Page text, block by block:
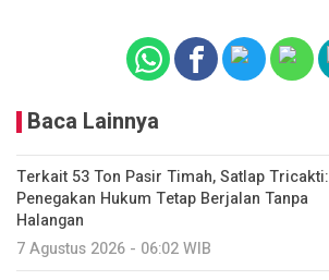
Baca Lainnya
Terkait 53 Ton Pasir Timah, Satlap Tricakti:
Penegakan Hukum Tetap Berjalan Tanpa
Halangan
7 Agustus 2026 - 06:02 WIB